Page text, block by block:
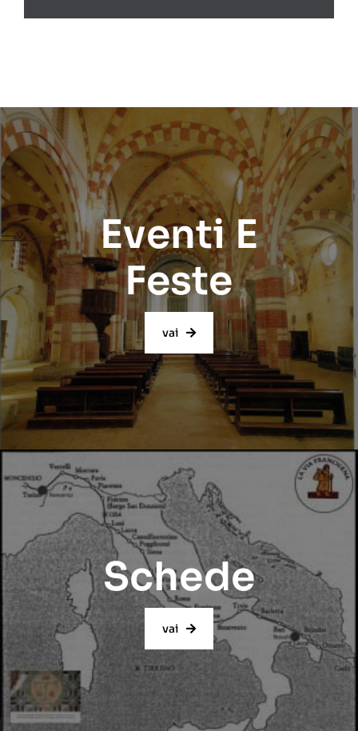
Eventi E
Feste
vai
Schede
vai